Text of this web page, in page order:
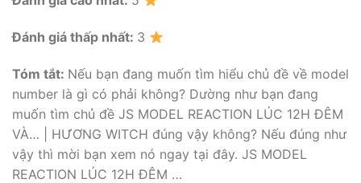
Đánh giá thấp nhất: 3
Tóm tắt: Nếu bạn đang muốn tìm hiểu chủ đề về model
number là gì có phải không? Dường như bạn đang
muốn tìm chủ đề JS MODEL REACTION LÚC 12H ĐÊM
VÀ… | HƯƠNG WITCH đúng vậy không? Nếu đúng như
vậy thì mời bạn xem nó ngay tại đây. JS MODEL
REACTION LÚC 12H ĐÊM …